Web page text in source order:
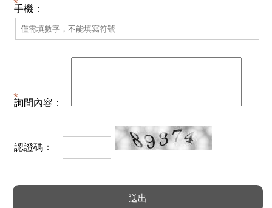
手機：
詢問內容：
認證碼：